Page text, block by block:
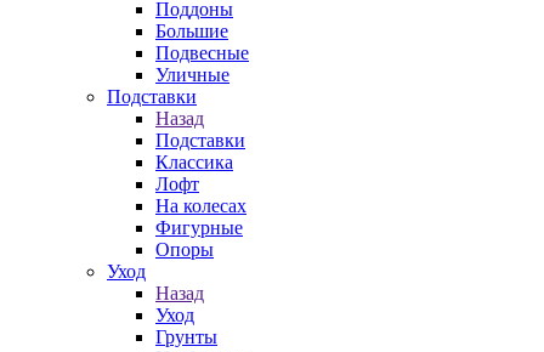
Поддоны
Большие
Подвесные
Уличные
Подставки
Назад
Подставки
Классика
Лофт
На колесах
Фигурные
Опоры
Уход
Назад
Уход
Грунты